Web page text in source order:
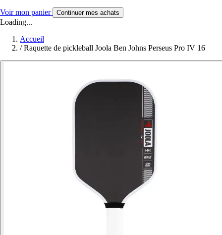
Voir mon panier Continuer mes achats
Loading...
Accueil
/ Raquette de pickleball Joola Ben Johns Perseus Pro IV 16